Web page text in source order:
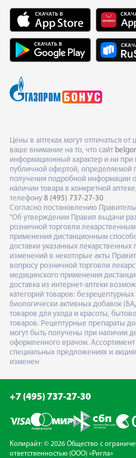
Цены в аптеках могут отличаться
ваше внимание на то, что сайт
информационный характер и ни при
публичной офертой, определяемой
получения подробной информации
наличии товара в конкретной
телефону 8 (495) 737-27-30
Согласно постановлению
"Об утверждении Правил выдачи
розничной торговли
применения дистанционным
доставки указанных
изменений в некоторые акты
вопросу розничной торговли
медицинского применения
доставка из интернет-аптеки
категорий товаров:
биологически активных добавок
товаров для ухода и красоты,
товаров. Рецептурные препараты
могут быть получены при наличии
оформленного врачом.
специальных предложениях и
изменен
+7 (495) 737-27-30
Копирайт: © 2026 Общество с
ответственностью (ООО) «Ригла»